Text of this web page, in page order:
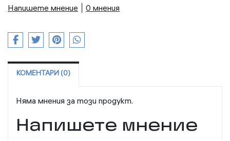
Напишете мнение
0 мнения
КОМЕНТАРИ (0)
Няма мнения за този продукт.
Напишете мнение